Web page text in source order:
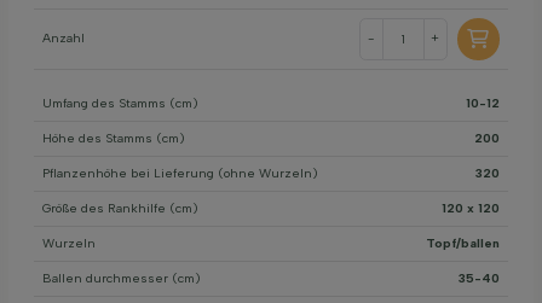
Anzahl - +
Umfang des Stamms (cm) 10-12
Höhe des Stamms (cm) 200
Pflanzenhöhe bei Lieferung (ohne Wurzeln) 320
Größe des Rankhilfe (cm) 120 x 120
Wurzeln Topf/ballen
Ballen durchmesser (cm) 35-40